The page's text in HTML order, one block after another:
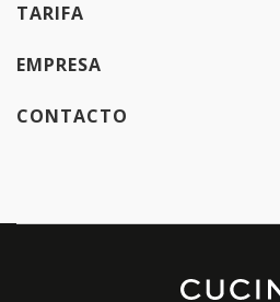
TARIFA
EMPRESA
CONTACTO